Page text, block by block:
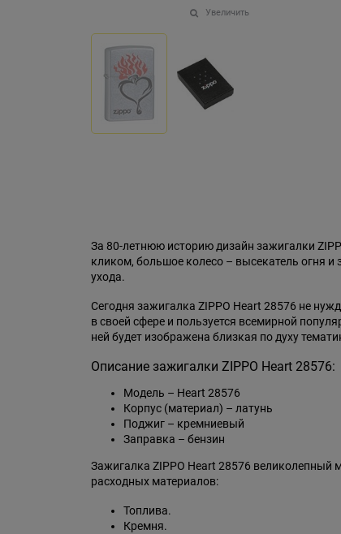
Увеличить
За 80-летнюю историю дизайн зажигалки
кликом, большое колесо – высекатель огня и
ухода.
Сегодня зажигалка ZIPPO Heart 28576 не
в своей сфере и пользуется всемирной
ней будет изображена близкая по духу
Описание зажигалки ZIPPO Heart 28576:
Модель – Heart 28576
Корпус (материал) – латунь
Поджиг – кремниевый
Заправка – бензин
Зажигалка ZIPPO Heart 28576 великолепный
расходных материалов:
Топлива.
Кремня.